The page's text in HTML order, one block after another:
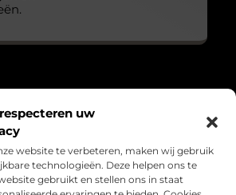
uw
website te verbeteren, maken wij gebruik
technologieën. Deze helpen ons te
gebruikt en stellen ons in staat
de bron
echt en met oog voor detail.”
en leven met gevoel. Warme verhalen
die raken en verbinden.